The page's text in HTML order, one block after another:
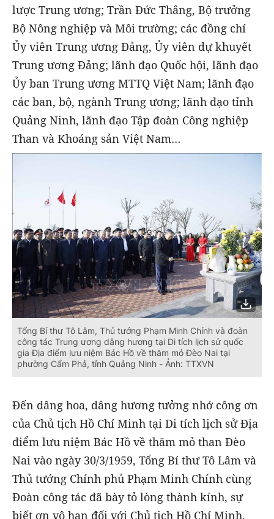
lược Trung ương; Trần Đức Thắng, Bộ trưởng
Bộ Nông nghiệp và Môi trường; các đồng chí
Ủy viên Trung ương Đảng, Ủy viên dự khuyết
Trung ương Đảng; lãnh đạo Quốc hội, lãnh đạo
Ủy ban Trung ương MTTQ Việt Nam; lãnh đạo
các ban, bộ, ngành Trung ương; lãnh đạo tỉnh
Quảng Ninh, lãnh đạo Tập đoàn Công nghiệp
Than và Khoáng sản Việt Nam…
Tổng Bí thư Tô Lâm, Thủ tướng Phạm Minh Chính và đoàn
công tác Trung ương dâng hương tại Di tích lịch sử quốc
gia Địa điểm lưu niệm Bác Hồ về thăm mỏ Đèo Nai tại
phường Cẩm Phả, tỉnh Quảng Ninh - Ảnh: TTXVN
Đến dâng hoa, dâng hương tưởng nhớ công ơn
của Chủ tịch Hồ Chí Minh tại Di tích lịch sử Địa
điểm lưu niệm Bác Hồ về thăm mỏ than Đèo
Nai vào ngày 30/3/1959, Tổng Bí thư Tô Lâm và
Thủ tướng Chính phủ Phạm Minh Chính cùng
Đoàn công tác đã bày tỏ lòng thành kính, sự
biết ơn vô hạn đối với Chủ tịch Hồ Chí Minh,